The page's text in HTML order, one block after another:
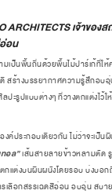
ARCHITECTSเจ้าของ
อน
นพื้นถิ่นด้วยพื้นไม้ปาร์เก้ที่ใ
ร้างบรรยากาศความรู้สึกอ
รูปแบบต่างๆ ที่วางตกแต่งไว้
ะกอบเดียวกัน ไม่ว่าจะเป็
ทอล”เส้นสายลายข้าวหลามตัด
แต่งบนผืนผนังโดยรอบ บ่งบอ
ลือกสรรเฉดสีอ่อน อบอุ่น สบ